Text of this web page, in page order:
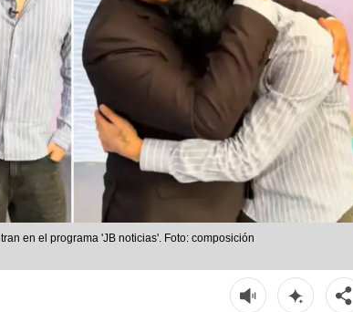
en el programa 'JB noticias'. Foto: composición